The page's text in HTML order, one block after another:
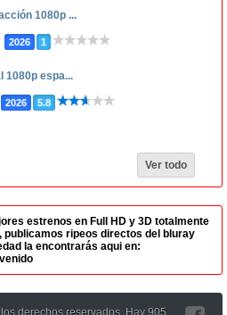
1080p ...
2026 1
1080p espa...
2026 5.8
Ver todo
estrenos en Full HD y 3D totalmente
publicamos ripeos directos del bluray
la encontrarás aqui en: